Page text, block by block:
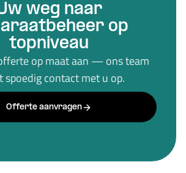
weg naar
op
topniveau
op maat aan — ons team
spoedig contact met u op.
Offerte aanvragen